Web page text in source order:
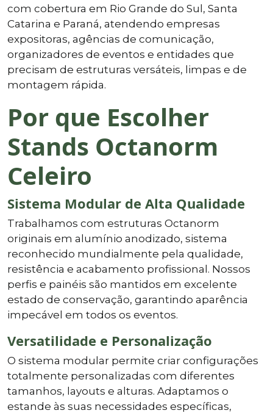
com cobertura em Rio Grande do Sul, Santa
Catarina e Paraná, atendendo empresas
expositoras, agências de comunicação,
organizadores de eventos e entidades que
precisam de estruturas versáteis, limpas e de
montagem rápida.
Por que Escolher
Stands Octanorm
Celeiro
Sistema Modular de Alta Qualidade
Trabalhamos com estruturas Octanorm
originais em alumínio anodizado, sistema
reconhecido mundialmente pela qualidade,
resistência e acabamento profissional. Nossos
perfis e painéis são mantidos em excelente
estado de conservação, garantindo aparência
impecável em todos os eventos.
Versatilidade e Personalização
O sistema modular permite criar configurações
totalmente personalizadas com diferentes
tamanhos, layouts e alturas. Adaptamos o
estande às suas necessidades específicas,